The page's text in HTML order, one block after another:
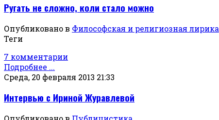
Ругать не сложно, коли стало можно
Опубликовано в Философская и религиозная лирика
Теги
7 комментарии
Подробнее ...
Среда, 20 февраля 2013 21:33
Интервью с Ириной Журавлевой